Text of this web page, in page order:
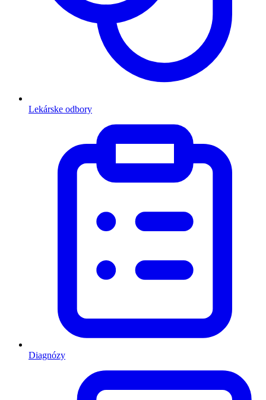
Lekárske odbory
Diagnózy